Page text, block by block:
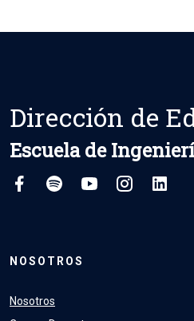
Dirección de
Escuela de
NOSOTROS
Nosotros